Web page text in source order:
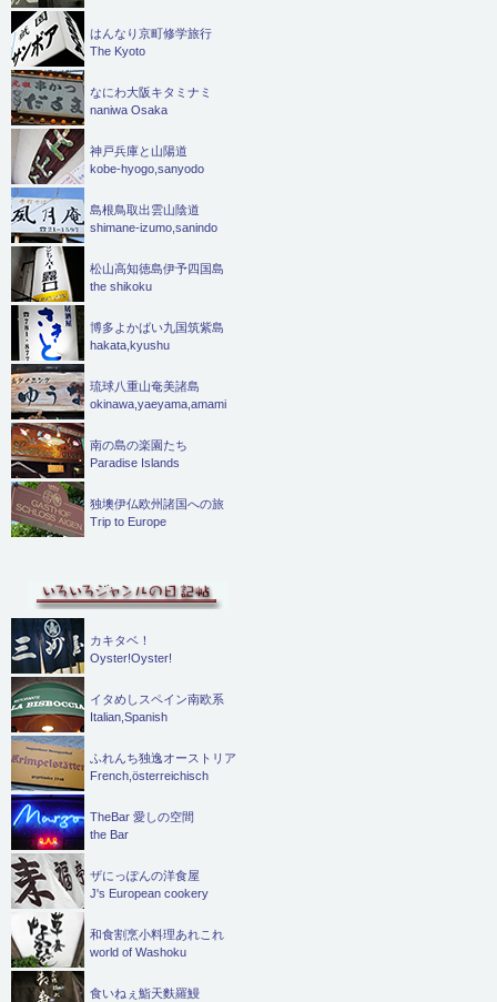
はんなり京町修学旅行
The Kyoto
なにわ大阪キタミナミ
naniwa Osaka
神戸兵庫と山陽道
kobe-hyogo,sanyodo
島根鳥取出雲山陰道
shimane-izumo,sanindo
松山高知徳島伊予四国島
the shikoku
博多よかばい九国筑紫島
hakata,kyushu
琉球八重山奄美諸島
okinawa,yaeyama,amami
南の島の楽園たち
Paradise Islands
独墺伊仏欧州諸国への旅
Trip to Europe
カキタベ！
Oyster!Oyster!
イタめしスペイン南欧系
Italian,Spanish
ふれんち独逸オーストリア
French,österreichisch
TheBar 愛しの空間
the Bar
ザにっぽんの洋食屋
J's European cookery
和食割烹小料理あれこれ
world of Washoku
食いねぇ鮨天麩羅鰻